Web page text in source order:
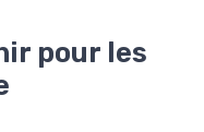
pour les